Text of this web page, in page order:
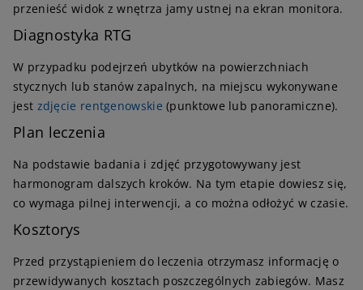
przenieść widok z wnętrza jamy ustnej na ekran monitora.
Diagnostyka RTG
W przypadku podejrzeń ubytków na powierzchniach
stycznych lub stanów zapalnych, na miejscu wykonywane
jest zdjęcie rentgenowskie (punktowe lub panoramiczne).
Plan leczenia
Na podstawie badania i zdjęć przygotowywany jest
harmonogram dalszych kroków. Na tym etapie dowiesz się,
co wymaga pilnej interwencji, a co można odłożyć w czasie.
Kosztorys
Przed przystąpieniem do leczenia otrzymasz informację o
przewidywanych kosztach poszczególnych zabiegów. Masz